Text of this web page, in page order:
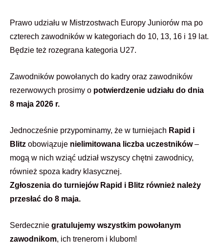
Prawo udziału w Mistrzostwach Europy Juniorów ma po
czterech zawodników w kategoriach do 10, 13, 16 i 19 lat.
Będzie też rozegrana kategoria U27.
Zawodników powołanych do kadry oraz zawodników
rezerwowych prosimy o potwierdzenie udziału do dnia
8 maja 2026 r.
Jednocześnie przypominamy, że w turniejach Rapid i
Blitz obowiązuje nielimitowana liczba uczestników–
mogą w nich wziąć udział wszyscy chętni zawodnicy,
również spoza kadry klasycznej.
Zgłoszenia do turniejów Rapid i Blitz również należy
przesłać do 8 maja.
Serdecznie gratulujemy wszystkim powołanym
zawodnikom, ich trenerom i klubom!